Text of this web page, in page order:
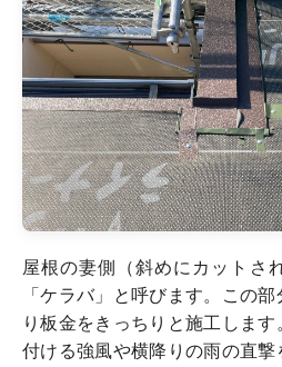
屋根の妻側（斜めにカットさ
「ケラバ」と呼びます。この
り板金をきっちりと施工しま
付ける強風や横降りの雨の直撃